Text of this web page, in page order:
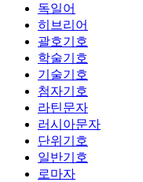
독일어
히브리어
괄호기호
학술기호
기술기호
첨자기호
라틴문자
러시아문자
단위기호
일반기호
로마자